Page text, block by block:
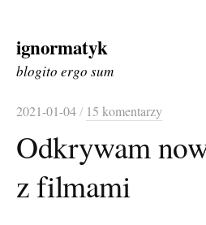
Skip
to
ignormatyk
blogito ergo sum
2021-01-04/ 15 komentarzy
Odkrywam
z filmami